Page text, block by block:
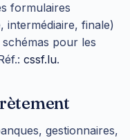
formulaires
intermédiaire, finale)
pour les
cssf.lu.
gestionnaires,